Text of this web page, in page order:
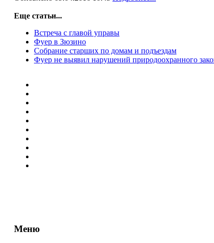
Еще статьи...
Встреча с главой управы
Фуер в Зюзино
Собрание старших по домам и подъездам
Фуер не выявил нарушений природоохранного
Меню